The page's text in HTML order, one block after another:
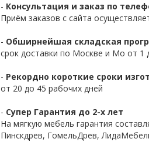
- Консультация и заказ по
Приём заказов с сайта
- Обширнейшая складская
срок доставки по Москве и Мо от 1
- Рекордно короткие сроки
от 20 до 45 рабочих дней
- Супер Гарантия до 2-х лет
На мягкую мебель гарантия
Пинскдрев, ГомельДрев,